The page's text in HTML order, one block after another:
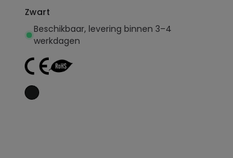
Zwart
Beschikbaar, levering binnen 3–4
werkdagen